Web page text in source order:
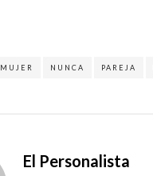
MUJER NUNCA PAREJA
El Personalista